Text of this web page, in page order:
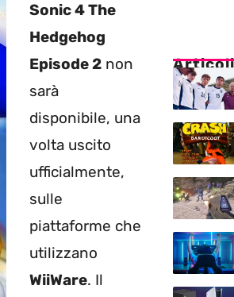
Sonic 4 The
Hedgehog
Episode 2non
sarà
disponibile, una
volta uscito
ufficialmente,
sulle
piattaforme che
utilizzano
WiiWare. Il